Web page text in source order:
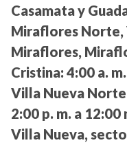
Casamata y
Miraflores Norte,
Miraflores,
Cristina: 4:00 a.
Villa Nueva Norte
2:00 p. m. a 12:00
Villa Nueva,